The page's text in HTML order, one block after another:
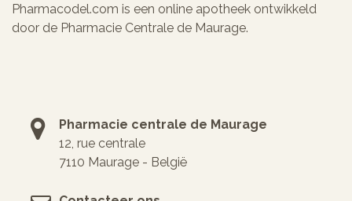
Pharmacodel.com is een online apotheek ontwikkeld
door de Pharmacie Centrale de Maurage.
Pharmacie centrale de Maurage
12, rue centrale
7110 Maurage - België